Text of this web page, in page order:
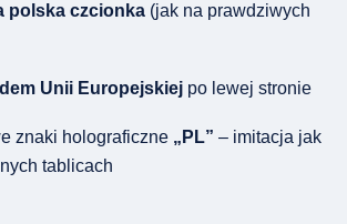
polska czcionka (jak na prawdziwych
Unii Europejskiej po lewej stronie
znaki holograficzne „PL” – imitacja jak
tablicach